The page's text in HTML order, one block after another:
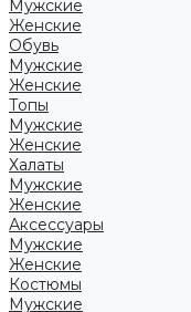
Мужские
Женские
Обувь
Мужские
Женские
Топы
Мужские
Женские
Халаты
Мужские
Женские
Аксессуары
Мужские
Женские
Костюмы
Мужские